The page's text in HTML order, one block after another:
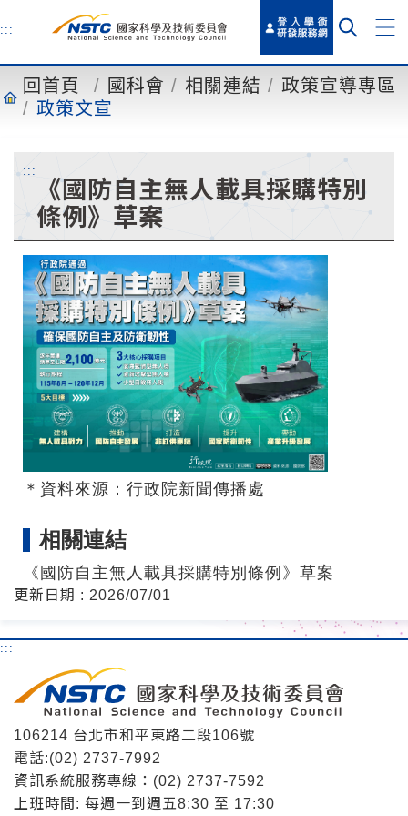
主
容
:::
回首頁 國科會 相關連結
政策宣導專區
政策文宣
:::
《國防自主無人載具採購特別
條例》草案
＊資料來源：行政院新聞傳播處
相關連結
《國防自主無人載具採購特別條例》草案
更新日期 : 2026/07/01
:::
106214 台北市和平東路二段106號
電話:(02) 2737-7992
資訊系統服務專線：(02) 2737-7592
上班時間: 每週一到週五8:30 至 17:30